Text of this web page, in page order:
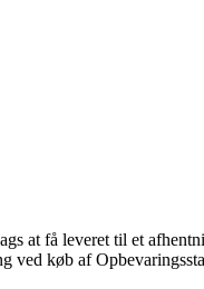
at få leveret til et
ved køb af